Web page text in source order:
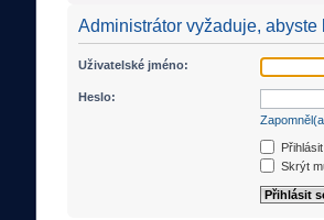
Administrátor vyžaduje,
Uživatelské jméno:
Heslo:
Skrýt